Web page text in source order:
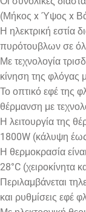
(Μήκος x Ύψος x
Η ηλεκτρική εστία
πυρότουβλων σε
Με τεχνολογία
κίνηση της φλόγας
Το οπτικό εφέ της
θέρμανση με
Η λειτουργία της
1800W (κάλυψη
Η θερμοκρασία
28°C (χειροκίνητα
Περιλαμβάνεται
και ρυθμίσεις εφέ